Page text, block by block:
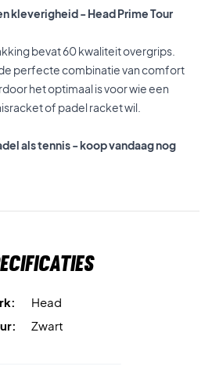
kleverigheid - Head Prime Tour
bevat 60 kwaliteit overgrips.
perfecte combinatie van comfort
het optimaal is voor wie een
of padel racket wil.
als tennis - koop vandaag nog
Head
Zwart